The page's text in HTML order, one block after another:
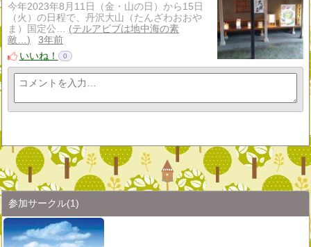
今年2023年8月11日（金・山の日）から15日
（火）の日程で、丹沢大山（たんざわおおや
ま）国定公…
テルアビブは地中海の素
敵…
3年前
いいね！
0
参加サークル(1)